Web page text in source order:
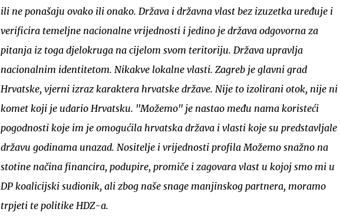
ili ne ponašaju ovako ili onako. Država i državna vlast bez izuzetka uređuje i
verificira temeljne nacionalne vrijednosti i jedino je država odgovorna za
pitanja iz toga djelokruga na cijelom svom teritoriju. Država upravlja
nacionalnim identitetom. Nikakve lokalne vlasti. Zagreb je glavni grad
Hrvatske, vjerni izraz karaktera hrvatske države. Nije to izolirani otok, nije ni
komet koji je udario Hrvatsku. "Možemo" je nastao među nama koristeći
pogodnosti koje im je omogućila hrvatska država i vlasti koje su predstavljale
državu godinama unazad. Nositelje i vrijednosti profila Možemo snažno na
stotine načina financira, podupire, promiče i zagovara vlast u kojoj smo mi u
DP koalicijski sudionik, ali zbog naše snage manjinskog partnera, moramo
trpjeti te politike HDZ-a.